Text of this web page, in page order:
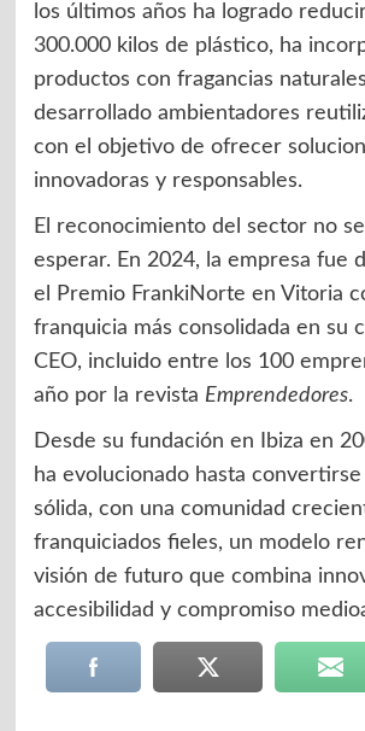
los últimos años ha logrado
300.000 kilos de plástico, ha
productos con fragancias
desarrollado ambientadores
con el objetivo de ofrecer
innovadoras y responsables.
El reconocimiento del sector no
esperar. En 2024, la empresa fue
el Premio FrankiNorte en Vitoria
franquicia más consolidada en su
CEO, incluido entre los 100
año por la revista Emprendedores.
Desde su fundación en Ibiza en
ha evolucionado hasta
sólida, con una comunidad
franquiciados fieles, un modelo
visión de futuro que combina
accesibilidad y compromiso